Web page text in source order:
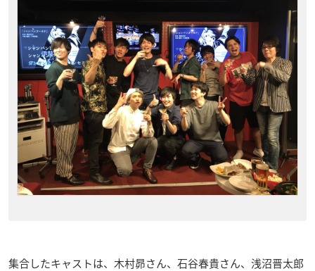
集合したキャストは、木村昴さん、石谷春貴さん、浅沼晋太郎